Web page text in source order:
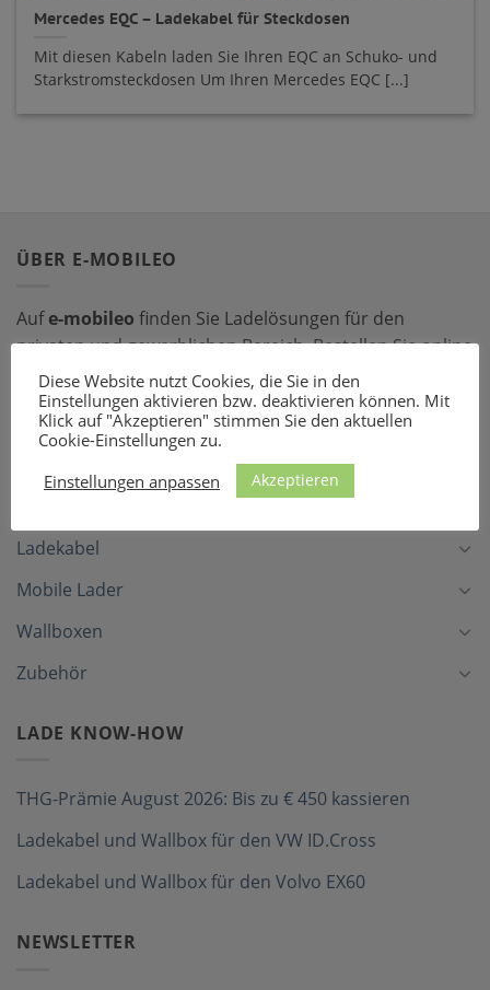
Mercedes EQC – Ladekabel für Steckdosen
Mit diesen Kabeln laden Sie Ihren EQC an Schuko- und
Starkstromsteckdosen Um Ihren Mercedes EQC [...]
ÜBER E-MOBILEO
Aufe-mobileo finden Sie Ladelösungen für den
privaten und gewerblichen Bereich. Bestellen Sie online
bei einem unserer zahlreichen Partner – mit dem
passenden Ladeequipment sind Sie für jede Situation
gerüstet!
LADEZUBEHÖR
Ladekabel
Mobile Lader
Wallboxen
Zubehör
LADE KNOW-HOW
THG-Prämie August 2026: Bis zu € 450 kassieren
Ladekabel und Wallbox für den VW ID.Cross
Ladekabel und Wallbox für den Volvo EX60
NEWSLETTER
Diese Website nutzt Cookies, die Sie in den
Einstellungen aktivieren bzw. deaktivieren können. Mit
Klick auf "Akzeptieren" stimmen Sie den aktuellen
Cookie-Einstellungen zu.
Einstellungen anpassen
Akzeptieren